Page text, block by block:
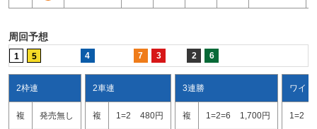
周回予想
1 5 4 7 3 2 6
2枠連
複 発売無し
2車連
複 1=2 480円
3連勝
複 1=2=6 1,700円
ワイド
1=2